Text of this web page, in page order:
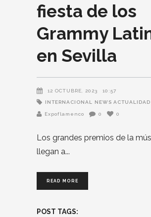
fiesta de los
Grammy
en Sevilla
12 OCTUBRE, 2023 10:57
INTERNACIONAL NEWS ACTUALIDAD
Expoflamenco 0 0
Los grandes premios de la
llegan a
READ MORE
POST TAGS: